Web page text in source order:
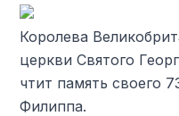
Королева
церкви Святого
чтит память своего
Филиппа.